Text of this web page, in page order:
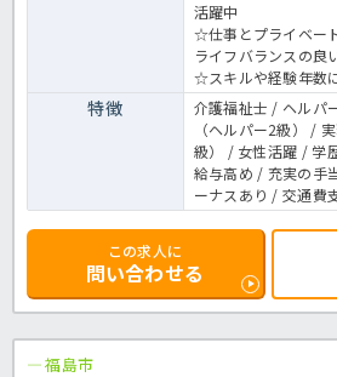
活躍中
☆仕事とプライベー
ライフバランスの良
☆スキルや経験年数
特徴
介護福祉士 / ヘルパ
（ヘルパー2級） /
級） / 女性活躍 / 学
給与高め / 充実の手
ーナスあり / 交通費
この求人に
問い合わせる
福島市